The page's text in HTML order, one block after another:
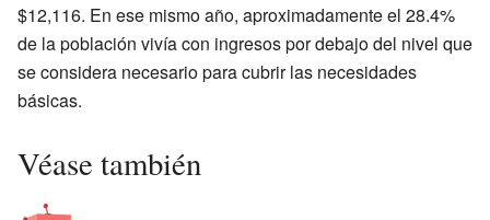
$12,116. En ese mismo año, aproximadamente el 28.4%
de la población vivía con ingresos por debajo del nivel que
se considera necesario para cubrir las necesidades
básicas.
Véase también